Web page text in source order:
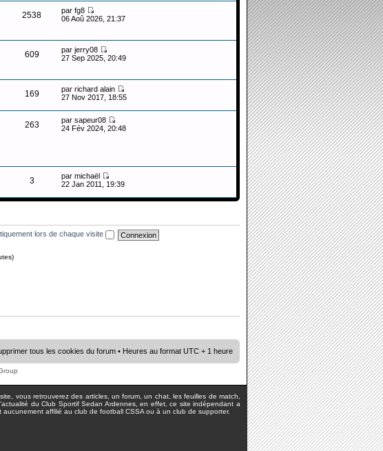
2538 par fg8
06 Aoû 2026, 21:37
609 par jerry08
27 Sep 2025, 20:49
169 par richard alain
27 Nov 2017, 18:55
263 par sapeur08
24 Fév 2024, 20:48
3 par michaël
22 Jan 2011, 19:39
lors de chaque visite
tous les cookies du forum • Heures au format UTC + 1 heure
vous retrouverez des articles, un forum, un chat, les feuilles de match,
du Club Sportif Sedan Ardennes, en effet, ce site indépendant a
affilié au club de football CSSA ou à un club de supporter.